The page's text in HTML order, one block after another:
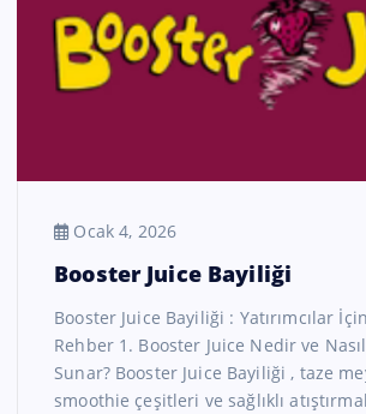
Ocak 4, 2026
Booster Juice Bayiliği
Booster Juice Bayiliği : Yatırımcılar
Rehber 1. Booster Juice Nedir ve
Sunar? Booster Juice Bayiliği , taze
smoothie çeşitleri ve sağlıklı